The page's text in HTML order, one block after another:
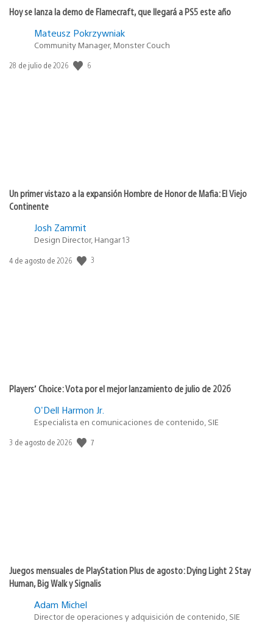
Hoy se lanza la demo de Flamecraft, que llegará a PS5 este año
Mateusz Pokrzywniak
Community Manager, Monster Couch
Fecha
28 de julio de 2026 6
Un primer vistazo a la expansión Hombre de Honor de Mafia: El Viejo
Continente
Josh Zammit
Design Director, Hangar 13
Fecha
4 de agosto de 2026 3
Players’ Choice: Vota por el mejor lanzamiento de julio de 2026
O'Dell Harmon Jr.
Especialista en comunicaciones de contenido, SIE
Fecha
3 de agosto de 2026 7
Juegos mensuales de PlayStation Plus de agosto: Dying Light 2 Stay
Human, Big Walk y Signalis
Adam Michel
Director de operaciones y adquisición de contenido, SIE